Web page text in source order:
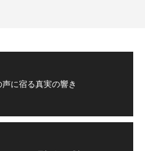
に宿る真実の響き